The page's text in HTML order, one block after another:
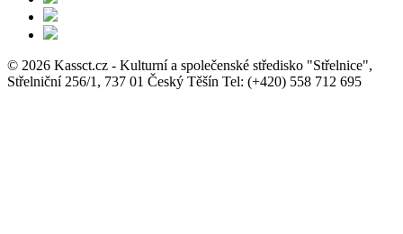
© 2026 Kassct.cz - Kulturní a společenské středisko "Střelnice",
Střelniční 256/1, 737 01 Český Těšín Tel: (+420) 558 712 695